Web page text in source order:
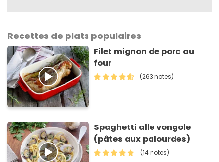
Recettes de plats populaires
Filet mignon de porc au
four
(263 notes)
Spaghetti alle vongole
(pâtes aux palourdes)
(14 notes)